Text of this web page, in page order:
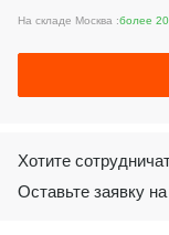
На складе Москва :более
Хотите
Оставьте заявку